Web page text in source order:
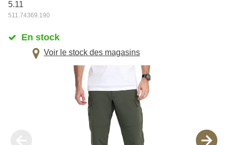
5.11
511.74369.190
En stock
Voir le stock des magasins